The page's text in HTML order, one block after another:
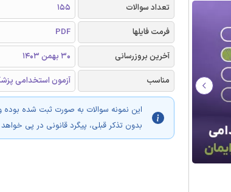
تعداد سوالات 155
فرمت فایلها
PDF
آخرین بروزرسانی
30 بهمن 1403
مناسب
آزمون استخدامی
این نمونه سوالات به صورت ثبت شده بوده
بدون تذکر قبلی، پیگرد قانونی در پی